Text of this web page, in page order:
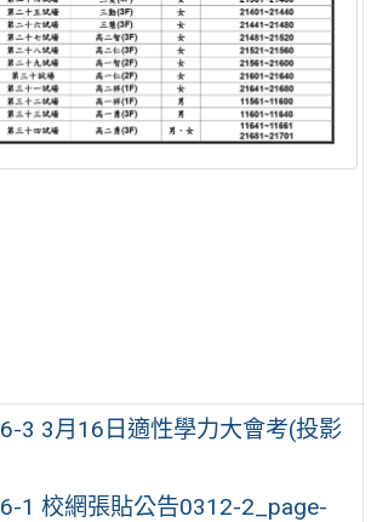
6-3 3月16日適性學力大會考(投影
6-1 校網張貼公告0312-2_page-